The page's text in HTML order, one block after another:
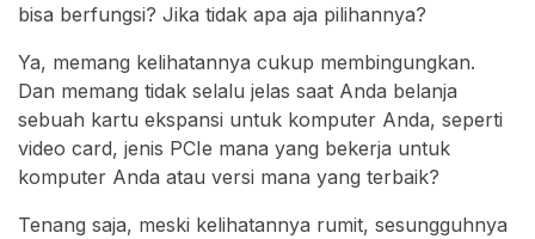
bisa berfungsi? Jika tidak apa aja pilihannya?
Ya, memang kelihatannya cukup membingungkan.
Dan memang tidak selalu jelas saat Anda belanja
sebuah kartu ekspansi untuk komputer Anda, seperti
video card, jenis PCIe mana yang bekerja untuk
komputer Anda atau versi mana yang terbaik?
Tenang saja, meski kelihatannya rumit, sesungguhnya